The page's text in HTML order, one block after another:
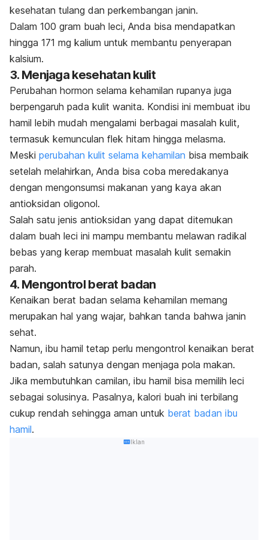
kesehatan tulang dan perkembangan janin.
Dalam 100 gram buah leci, Anda bisa mendapatkan
hingga 171 mg kalium untuk membantu penyerapan
kalsium.
3. Menjaga kesehatan kulit
Perubahan hormon selama kehamilan rupanya juga
berpengaruh pada kulit wanita. Kondisi ini membuat ibu
hamil lebih mudah mengalami berbagai masalah kulit,
termasuk kemunculan flek hitam hingga melasma.
Meski perubahan kulit selama kehamilan bisa membaik
setelah melahirkan, Anda bisa coba meredakanya
dengan mengonsumsi makanan yang kaya akan
antioksidan oligonol.
Salah satu jenis antioksidan yang dapat ditemukan
dalam buah leci ini mampu membantu melawan radikal
bebas yang kerap membuat masalah kulit semakin
parah.
4. Mengontrol berat badan
Kenaikan berat badan selama kehamilan memang
merupakan hal yang wajar, bahkan tanda bahwa janin
sehat.
Namun, ibu hamil tetap perlu mengontrol kenaikan berat
badan, salah satunya dengan menjaga pola makan.
Jika membutuhkan camilan, ibu hamil bisa memilih leci
sebagai solusinya. Pasalnya, kalori buah ini terbilang
cukup rendah sehingga aman untuk berat badan ibu
hamil.
Iklan